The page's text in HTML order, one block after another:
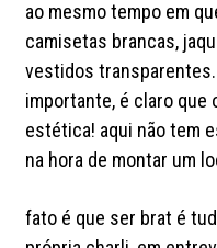
ao mesmo tempo em
camisetas brancas,
vestidos
importante, é claro que
estética! aqui não tem
na hora de montar um
fato é que ser brat é